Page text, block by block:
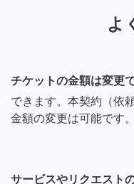
よ
チケットの金額は変更
できます。本契約（依
金額の変更は可能です。
サービスやリクエスト